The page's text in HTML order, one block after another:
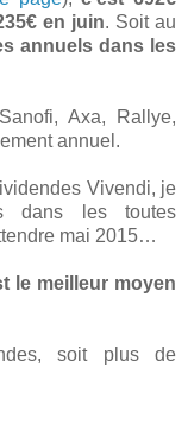
en juin. Soit au
annuels dans les
Axa, Rallye,
annuel.
Vivendi, je
dans les toutes
mai 2015…
le meilleur moyen
soit plus de